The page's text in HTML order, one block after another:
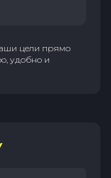
цели прямо
удобно и